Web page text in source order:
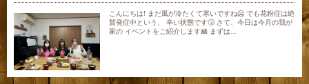
こんにちは! まだ風が冷たくて寒いですね🥶 でも花粉症は絶
賛発症中という、 辛い状態です🤧 さて、今日は今月の我が
家の イベントをご紹介します🎎 まずは...